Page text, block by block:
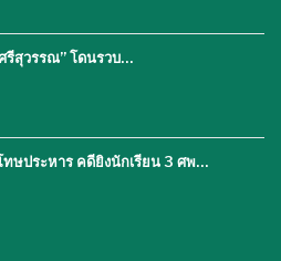
รีสุวรรณ” โดนรวบ…
ทษประหาร คดียิงนักเรียน 3 ศพ…